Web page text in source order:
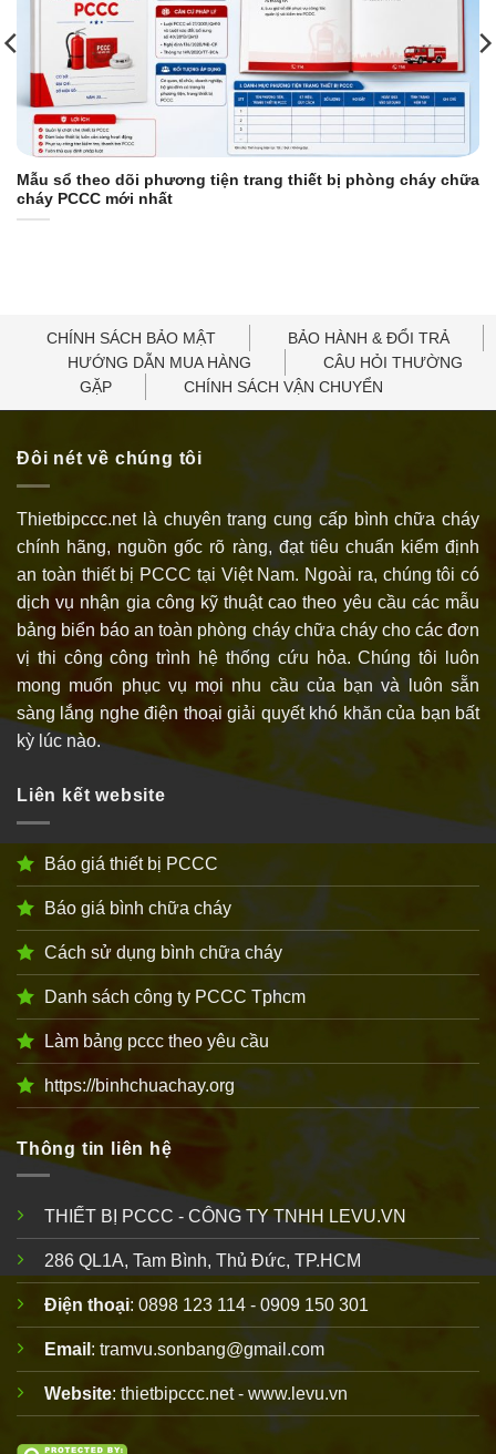
Mẫu sổ theo dõi phương tiện trang thiết bị phòng cháy chữa
cháy PCCC mới nhất
CHÍNH SÁCH BẢO MẬT
BẢO HÀNH & ĐỔI TRẢ
HƯỚNG DẪN MUA HÀNG
CÂU HỎI THƯỜNG
GẶP
CHÍNH SÁCH VẬN CHUYỂN
Đôi nét về chúng tôi
Thietbipccc.net là chuyên trang cung cấp bình chữa cháy
chính hãng, nguồn gốc rõ ràng, đạt tiêu chuẩn kiểm định
an toàn thiết bị PCCC tại Việt Nam. Ngoài ra, chúng tôi có
dịch vụ nhận gia công kỹ thuật cao theo yêu cầu các mẫu
bảng biển báo an toàn phòng cháy chữa cháy cho các đơn
vị thi công công trình hệ thống cứu hỏa. Chúng tôi luôn
mong muốn phục vụ mọi nhu cầu của bạn và luôn sẵn
sàng lắng nghe điện thoại giải quyết khó khăn của bạn bất
kỳ lúc nào.
Liên kết website
Báo giá thiết bị PCCC
Báo giá bình chữa cháy
Cách sử dụng bình chữa cháy
Danh sách công ty PCCC Tphcm
Làm bảng pccc theo yêu cầu
https://binhchuachay.org
Thông tin liên hệ
THIẾT BỊ PCCC - CÔNG TY TNHH LEVU.VN
286 QL1A, Tam Bình, Thủ Đức, TP.HCM
Điện thoại: 0898 123 114 - 0909 150 301
Email : tramvu.sonbang@gmail.com
Website: thietbipccc.net - www.levu.vn